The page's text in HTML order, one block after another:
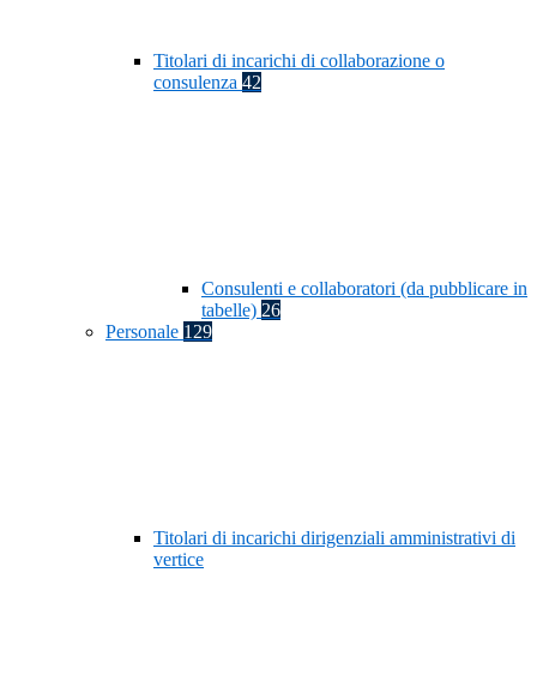
Titolari di incarichi di collaborazione o
consulenza 42
Consulenti e collaboratori (da pubblicare in
tabelle) 26
Personale 129
Titolari di incarichi dirigenziali amministrativi di
vertice